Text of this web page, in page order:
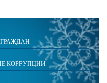
КОРРУПЦИИ